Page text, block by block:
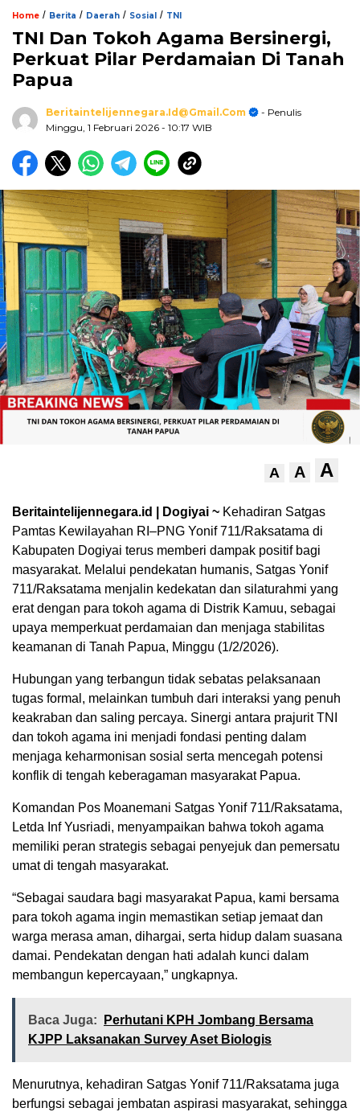
Home / Berita / Daerah / Sosial / TNI
TNI Dan Tokoh Agama Bersinergi,
Perkuat Pilar Perdamaian Di Tanah
Papua
Beritaintelijennegara.id@gmail.com
- Penulis
Minggu, 1 Februari 2026 - 10:17 WIB
A A A
Beritaintelijennegara.id | Dogiyai ~ Kehadiran Satgas
Pamtas Kewilayahan RI–PNG Yonif 711/Raksatama di
Kabupaten Dogiyai terus memberi dampak positif bagi
masyarakat. Melalui pendekatan humanis, Satgas Yonif
711/Raksatama menjalin kedekatan dan silaturahmi yang
erat dengan para tokoh agama di Distrik Kamuu, sebagai
upaya memperkuat perdamaian dan menjaga stabilitas
keamanan di Tanah Papua, Minggu (1/2/2026).
Hubungan yang terbangun tidak sebatas pelaksanaan
tugas formal, melainkan tumbuh dari interaksi yang penuh
keakraban dan saling percaya. Sinergi antara prajurit TNI
dan tokoh agama ini menjadi fondasi penting dalam
menjaga keharmonisan sosial serta mencegah potensi
konflik di tengah keberagaman masyarakat Papua.
Komandan Pos Moanemani Satgas Yonif 711/Raksatama,
Letda Inf Yusriadi, menyampaikan bahwa tokoh agama
memiliki peran strategis sebagai penyejuk dan pemersatu
umat di tengah masyarakat.
“Sebagai saudara bagi masyarakat Papua, kami bersama
para tokoh agama ingin memastikan setiap jemaat dan
warga merasa aman, dihargai, serta hidup dalam suasana
damai. Pendekatan dengan hati adalah kunci dalam
membangun kepercayaan,” ungkapnya.
Baca Juga:
Perhutani KPH Jombang Bersama
KJPP Laksanakan Survey Aset Biologis
Menurutnya, kehadiran Satgas Yonif 711/Raksatama juga
berfungsi sebagai jembatan aspirasi masyarakat, sehingga